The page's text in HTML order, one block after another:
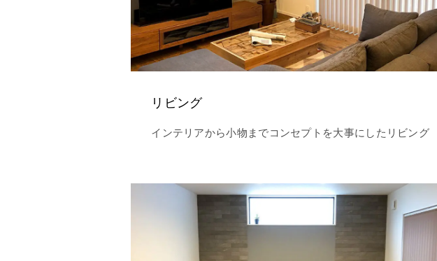
リビング
インテリアから小物までコンセプトを大事にしたリビング